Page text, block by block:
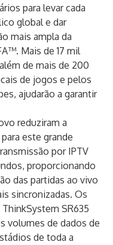
para levar cada
global e dar
mais ampla da
Mais de 17 mil
de mais de 200
de jogos e pelos
ajudarão a garantir
reduziram a
este grande
por IPTV
proporcionando
das partidas ao vivo
sincronizadas. Os
SR635
volumes de dados de
de toda a